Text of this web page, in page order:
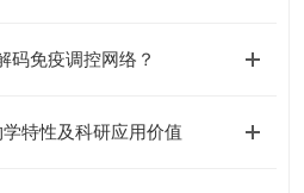
码免疫调控网络？
特性及科研应用价值